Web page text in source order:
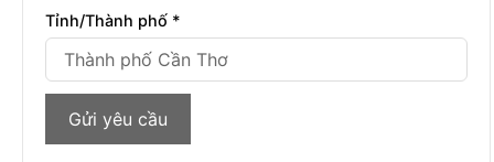
Tỉnh/Thành phố *